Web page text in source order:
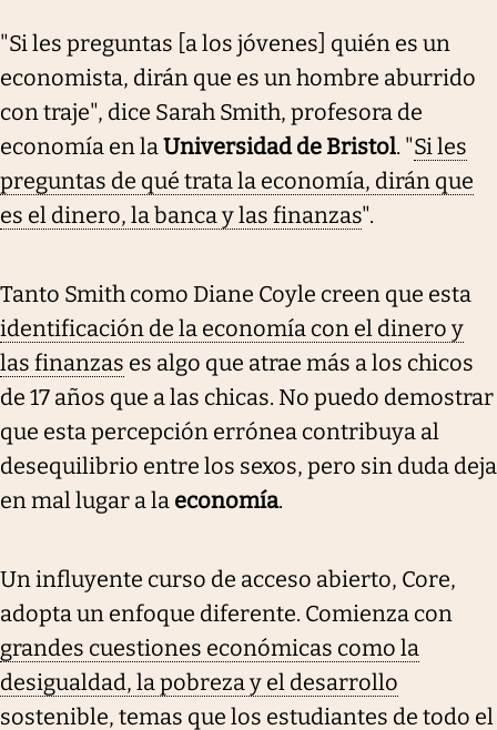
"Si les preguntas [a los jóvenes] quién es un
economista, dirán que es un hombre aburrido
con traje", dice Sarah Smith, profesora de
economía en laUniversidad de Bristol. "Si les
preguntas de qué trata la economía, dirán que
es el dinero, la banca y las finanzas".
Tanto Smith como Diane Coyle creen que esta
identificación de la economía con el dinero y
las finanzas es algo que atrae más a los chicos
de 17 años que a las chicas. No puedo demostrar
que esta percepción errónea contribuya al
desequilibrio entre los sexos, pero sin duda deja
en mal lugar a la economía.
Un influyente curso de acceso abierto, Core,
adopta un enfoque diferente. Comienza con
grandes cuestiones económicas como la
desigualdad, la pobreza y el desarrollo
sostenible, temas que los estudiantes de todo el